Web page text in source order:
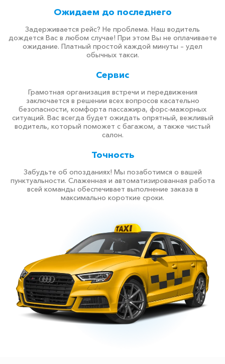
Ожидаем до последнего
Задерживается рейс? Не проблема. Наш водитель
дождется Вас в любом случае! При этом Вы не оплачиваете
ожидание. Платный простой каждой минуты – удел
обычных такси.
Сервис
Грамотная организация встречи и передвижения
заключается в решении всех вопросов касательно
безопасности, комфорта пассажира, форс-мажорных
ситуаций. Вас всегда будет ожидать опрятный, вежливый
водитель, который поможет с багажом, а также чистый
салон.
Точность
Забудьте об опозданиях! Мы позаботимся о вашей
пунктуальности. Слаженная и автоматизированная работа
всей команды обеспечивает выполнение заказа в
максимально короткие сроки.